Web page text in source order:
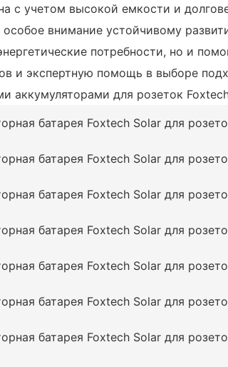
с учетом высокой емкости и
особое внимание устойчивому
потребности, но и
и экспертную помощь в выборе
аккумуляторами для розеток